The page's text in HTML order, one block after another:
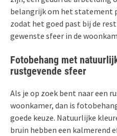
belangrijk om het statement
zodat het goed past bij de
gewenste sfeer in de
Fotobehang met
rustgevende sfeer
Als je op zoek bent naar een
woonkamer, dan is
goede keuze. Natuurlijke
bruin hebben een kalmerend